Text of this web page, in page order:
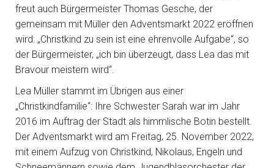
freut auch Bürgermeister Thomas Gesche, der
gemeinsam mit Müller den Adventsmarkt 2022 eröffnen
wird: „Christkind zu sein ist eine ehrenvolle Aufgabe“, so
der Bürgermeister, „ich bin überzeugt, dass Lea das mit
Bravour meistern wird“.
Lea Müller stammt im Übrigen aus einer
„Christkindfamilie“: Ihre Schwester Sarah war im Jahr
2016 im Auftrag der Stadt als himmlische Botin bestellt.
Der Adventsmarkt wird am Freitag, 25. November 2022,
mit einem Aufzug von Christkind, Nikolaus, Engeln und